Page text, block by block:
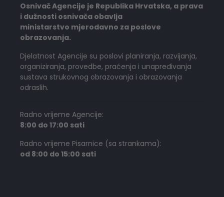
Osnivač Agencije je Republika Hrvatska, a prava
i dužnosti osnivača obavlja
ministarstvo mjerodavno za poslove
obrazovanja.
Djelatnost Agencije su poslovi planiranja, razvijanja,
organiziranja, provedbe, praćenja i unapređivanja
sustava strukovnog obrazovanja i obrazovanja
odraslih.
Radno vrijeme Agencije:
8:00 do 17:00 sati
Radno vrijeme Pisarnice (sa strankama):
od 8:00 do 15:00 sati